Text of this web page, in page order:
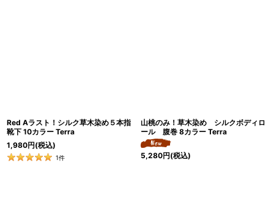
Red Aラスト！シルク草木染め５本指
靴下 10カラー Terra
1,980円(税込)
1件
山桃のみ！草木染め シルクボディロ
ール 腹巻 8カラー Terra
5,280円(税込)